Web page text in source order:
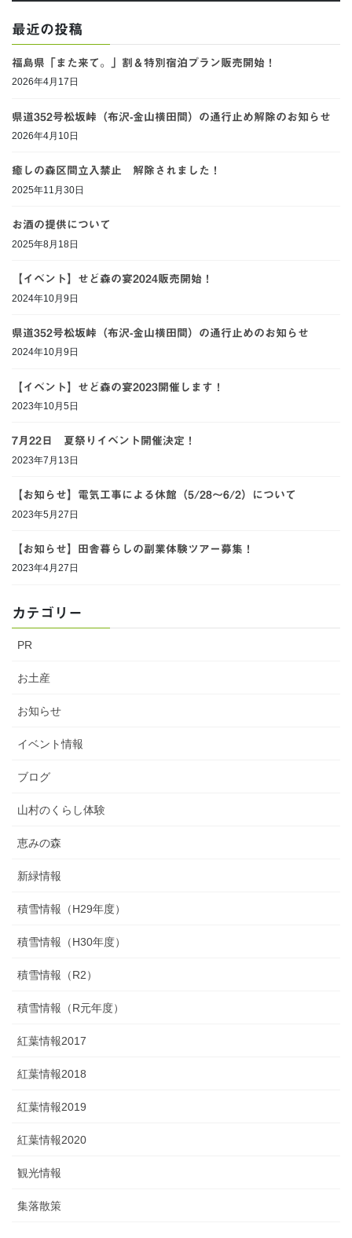
最近の投稿
福島県「また来て。」割＆特別宿泊プラン販売開始！
2026年4月17日
県道352号松坂峠（布沢-金山横田間）の通行止め解除のお知らせ
2026年4月10日
癒しの森区間立入禁止 解除されました！
2025年11月30日
お酒の提供について
2025年8月18日
【イベント】せど森の宴2024販売開始！
2024年10月9日
県道352号松坂峠（布沢-金山横田間）の通行止めのお知らせ
2024年10月9日
【イベント】せど森の宴2023開催します！
2023年10月5日
7月22日 夏祭りイベント開催決定！
2023年7月13日
【お知らせ】電気工事による休館（5/28～6/2）について
2023年5月27日
【お知らせ】田舎暮らしの副業体験ツアー募集！
2023年4月27日
カテゴリー
PR
お土産
お知らせ
イベント情報
ブログ
山村のくらし体験
恵みの森
新緑情報
積雪情報（H29年度）
積雪情報（H30年度）
積雪情報（R2）
積雪情報（R元年度）
紅葉情報2017
紅葉情報2018
紅葉情報2019
紅葉情報2020
観光情報
集落散策